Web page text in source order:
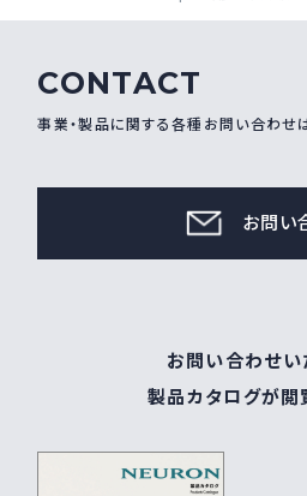
CONTACT
事業・製品に関する各種お問い合わせ
お問い
お問い合わせい
製品カタログが閲